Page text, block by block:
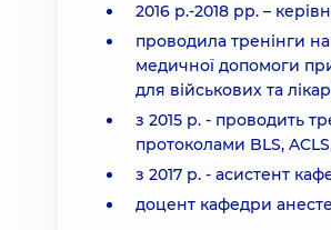
2016 р.-2018 рр. –
проводила тренінги
медичної допомоги
для військових та
з 2015 р. - проводить
протоколами BLS,
з 2017 р. - асистент
доцент кафедри